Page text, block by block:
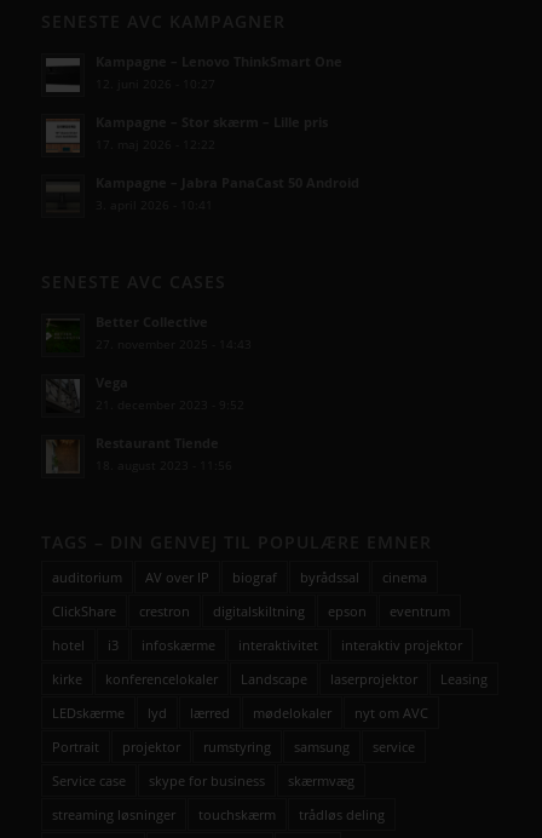
auditorium AV over IP biograf byrådssal
cinema
ClickShare
crestron digitalskiltning epson
eventrum
hotel
i3 infoskærme interaktivitet
interaktiv projektor
kirke
konferencelokaler Landscape laserprojektor
Leasing
LEDskærme
lyd lærred mødelokaler
nyt om AVC
Portrait
projektor rumstyring samsung
service
Service case
skype for business
skærmvæg
streaming løsninger
touchskærm
trådløs deling